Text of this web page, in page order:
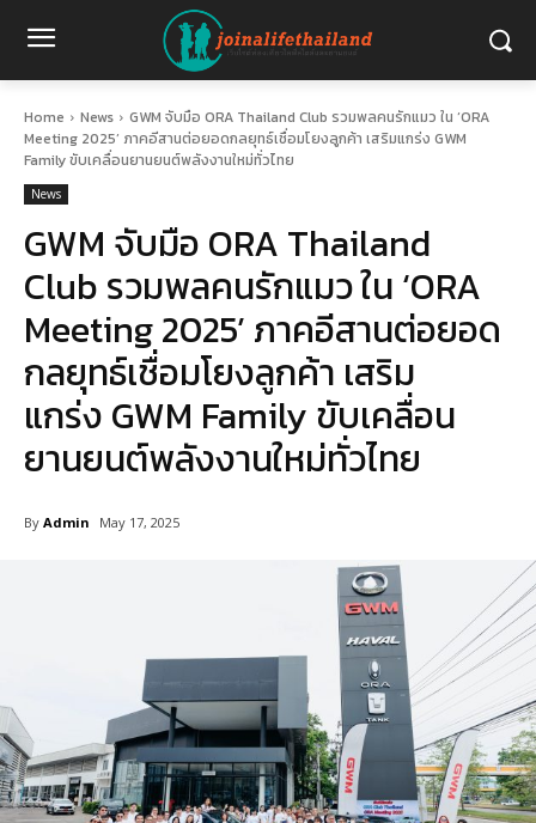
Home News
GWM จับมือ ORA Thailand Club รวมพลคนรักแมว ใน ‘ORA
Meeting 2025’ ภาคอีสานต่อยอดกลยุทธ์เชื่อมโยงลูกค้า เสริมแกร่ง GWM
Family ขับเคลื่อนยานยนต์พลังงานใหม่ทั่วไทย
News
GWM จับมือ ORA Thailand
Club รวมพลคนรักแมว ใน ‘ORA
Meeting 2025’ ภาคอีสานต่อยอด
กลยุทธ์เชื่อมโยงลูกค้า เสริม
แกร่ง GWM Family ขับเคลื่อน
ยานยนต์พลังงานใหม่ทั่วไทย
By Admin May 17, 2025